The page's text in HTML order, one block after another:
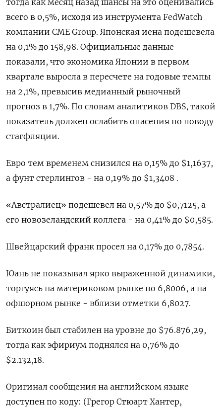
тогда как месяц назад шансы на это оценивались
всего ​в 0,5%, исходя ​из инструмента FedWatch
компании ‌CME Group. Японская иена подешевела
на 0,1% до 158,98. Официальные данные
показали, ​что экономика Японии в первом
квартале выросла в пересчете на годовые темпы
на 2,1%, превысив медианный рыночный
прогноз в 1,7%. По словам аналитиков DBS, такой
показатель должен ослабить опасения по поводу
стагфляции.
Евро тем временем снизился на 0,15% до $1,1637,
а фунт стерлингов - на 0,19% до $1,3408 .
«Австралиец» подешевел на 0,57% до $0,7125, ​а
его новозеландский коллега - на ⁠0,41% до $0,585.
Швейцарский франк просел на 0,17% до 0,7854.
Юань не показывал ярко выраженной динамики,
торгуясь ‌на материковом рынке по 6,8006, а на
офшорном рынке - вблизи ‌отметки 6,8027.
Биткоин был стабилен на уровне до $76.876,29,
тогда как эфириум поднялся на ​0,76% до
$2.132,18.
Оригинал сообщения на английском языке
доступен по ‌коду: (Грегор Стюарт Хантер,